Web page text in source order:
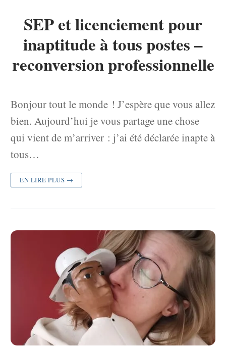
SEP et licenciement pour
inaptitude à tous postes –
reconversion professionnelle
Bonjour tout le monde ! J’espère que vous allez
bien. Aujourd’hui je vous partage une chose
qui vient de m’arriver : j’ai été déclarée inapte à
tous…
EN LIRE PLUS →